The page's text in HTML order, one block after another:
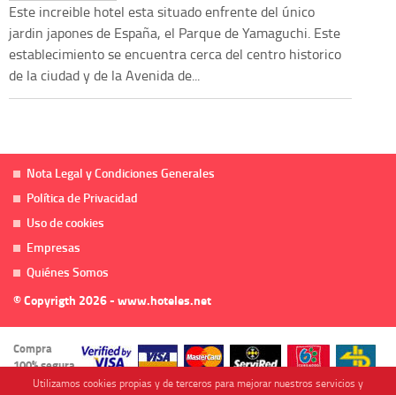
Este increible hotel esta situado enfrente del único
jardin japones de España, el Parque de Yamaguchi. Este
establecimiento se encuentra cerca del centro historico
de la ciudad y de la Avenida de...
Nota Legal y Condiciones Generales
Política de Privacidad
Uso de cookies
Empresas
Quiénes Somos
© Copyrigth 2026 - www.hoteles.net
Compra
100% segura
Utilizamos cookies propias y de terceros para mejorar nuestros servicios y